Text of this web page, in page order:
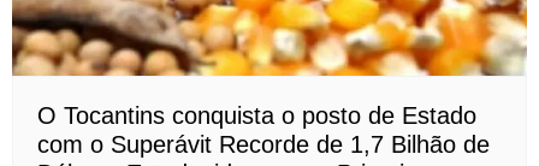
O Tocantins conquista o posto de Estado
com o Superávit Recorde de 1,7 Bilhão de